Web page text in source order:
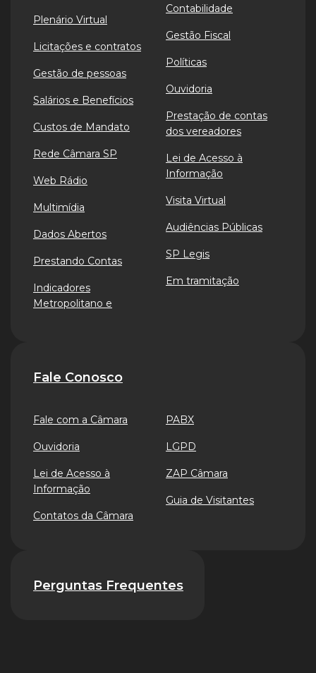
Plenário Virtual
Licitações e contratos
Gestão de pessoas
Salários e Benefícios
Custos de Mandato
Rede Câmara SP
Web Rádio
Multimídia
Dados Abertos
Prestando Contas
Indicadores
Metropolitano e
Contabilidade
Gestão Fiscal
Políticas
Ouvidoria
Prestação de contas
dos vereadores
Lei de Acesso à
Informação
Visita Virtual
Audiências Públicas
SP Legis
Em tramitação
Fale Conosco
Fale com a Câmara
Ouvidoria
Lei de Acesso à
Informação
Contatos da Câmara
PABX
LGPD
ZAP Câmara
Guia de Visitantes
Perguntas Frequentes